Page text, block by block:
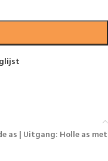
as | Uitgang: Holle as met